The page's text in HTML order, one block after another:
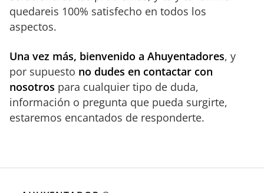
quedareis 100% satisfecho en todos los
aspectos.
Una vez más, bienvenido a Ahuyentadores, y
por supuesto no dudes en contactar con
nosotros para cualquier tipo de duda,
información o pregunta que pueda surgirte,
estaremos encantados de responderte.